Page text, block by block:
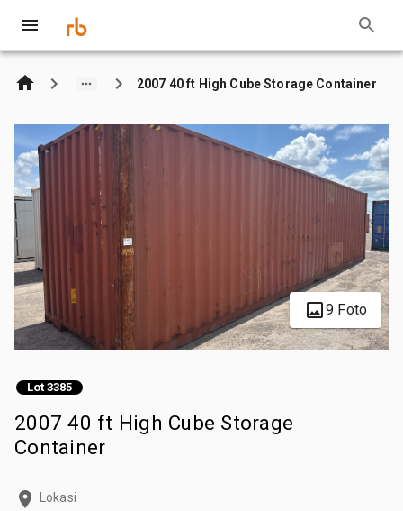
2007 40 ft High Cube Storage Container
9 Foto
Lot 3385
2007 40 ft High Cube Storage
Container
Lokasi